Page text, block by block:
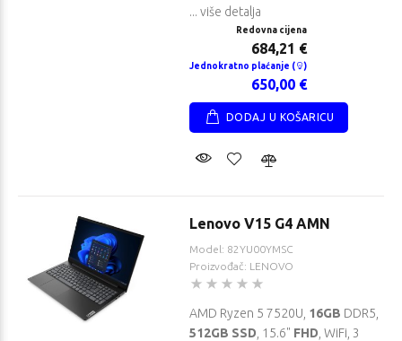
... više detalja
Redovna cijena
684,21 €
Jednokratno plaćanje ( )
650,00 €
DODAJ U KOŠARICU
Lenovo V15 G4 AMN
Model: 82YU00YMSC
Proizvođač: LENOVO
AMD Ryzen 5 7520U, 16GB DDR5,
512GB SSD , 15.6" FHD , WiFi, 3
plaćanje (
539,00 €